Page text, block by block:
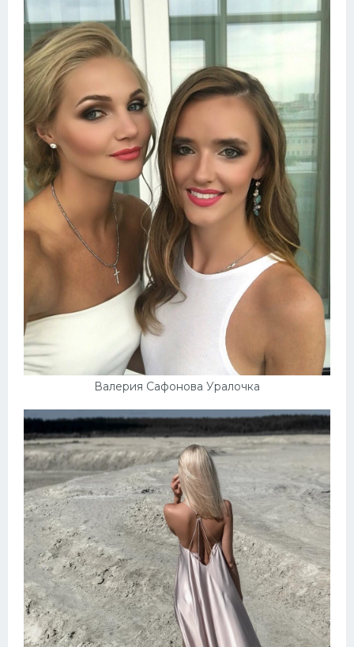
Валерия Сафонова Уралочка